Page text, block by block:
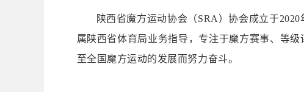
陕西省魔方运动协会（SRA）协会成立于
属陕西省体育局业务指导，专注于魔方赛事、等
至全国魔方运动的发展而努力奋斗。